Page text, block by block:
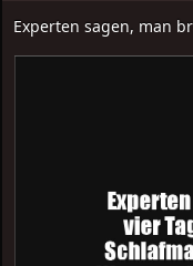
Experten sagen, man